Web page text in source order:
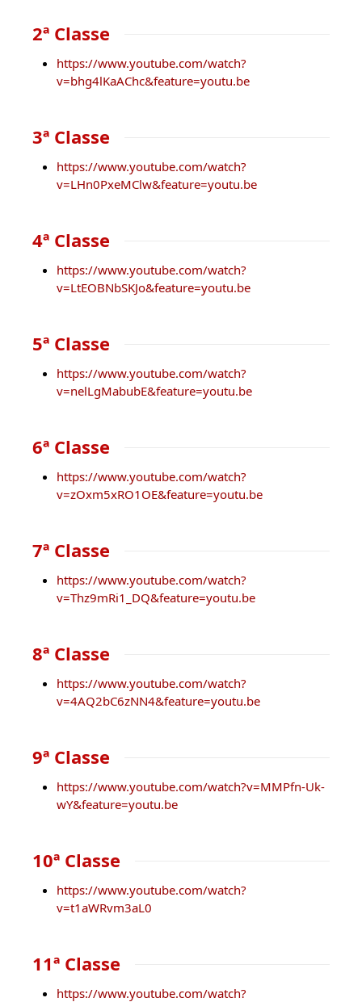
2ª Classe
https://www.youtube.com/watch?
v=bhg4lKaAChc&feature=youtu.be
3ª Classe
https://www.youtube.com/watch?
v=LHn0PxeMClw&feature=youtu.be
4ª Classe
https://www.youtube.com/watch?
v=LtEOBNbSKJo&feature=youtu.be
5ª Classe
https://www.youtube.com/watch?
v=nelLgMabubE&feature=youtu.be
6ª Classe
https://www.youtube.com/watch?
v=zOxm5xRO1OE&feature=youtu.be
7ª Classe
https://www.youtube.com/watch?
v=Thz9mRi1_DQ&feature=youtu.be
8ª Classe
https://www.youtube.com/watch?
v=4AQ2bC6zNN4&feature=youtu.be
9ª Classe
https://www.youtube.com/watch?v=MMPfn-Uk-
wY&feature=youtu.be
10ª Classe
https://www.youtube.com/watch?
v=t1aWRvm3aL0
11ª Classe
https://www.youtube.com/watch?